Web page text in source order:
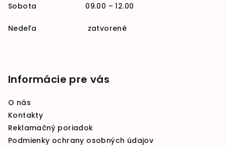
Sobota 09.00 – 12.00
Nedeľa zatvorené
Informácie pre vás
O nás
Kontakty
Reklamačný poriadok
Podmienky ochrany osobných údajov